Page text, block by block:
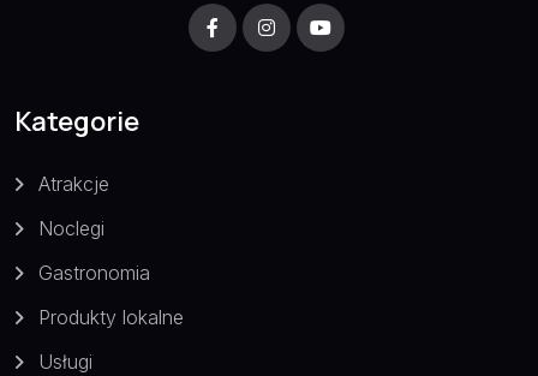
Kategorie
Atrakcje
Noclegi
Gastronomia
Produkty lokalne
Usługi